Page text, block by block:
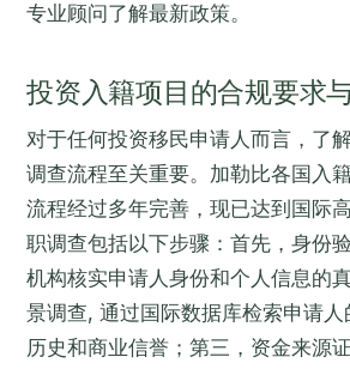
专业顾问了解最新政策。
投资入籍项目的合规要求
对于任何投资移民申请人而言，了
调查流程至关重要。加勒比各国入
流程经过多年完善，现已达到国际
职调查包括以下步骤：首先，身份
机构核实申请人身份和个人信息的
景调查, 通过国际数据库检索申请
历史和商业信誉；第三，资金来源